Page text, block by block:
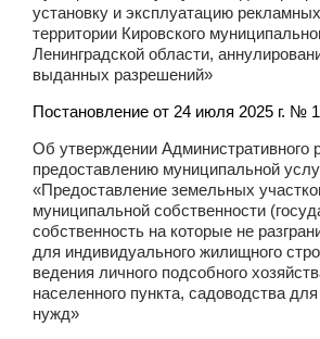
установку и эксплуатацию
территории Кировского
Ленинградской области,
выданных разрешений»
Постановление от 24 июля 2025 г. №
Об утверждении Административного
предоставлению муниципальной
«Предоставление земельных
муниципальной собственности
собственность на которые не
для индивидуального жилищного
ведения личного подсобного
населенного пункта, садоводства
нужд»